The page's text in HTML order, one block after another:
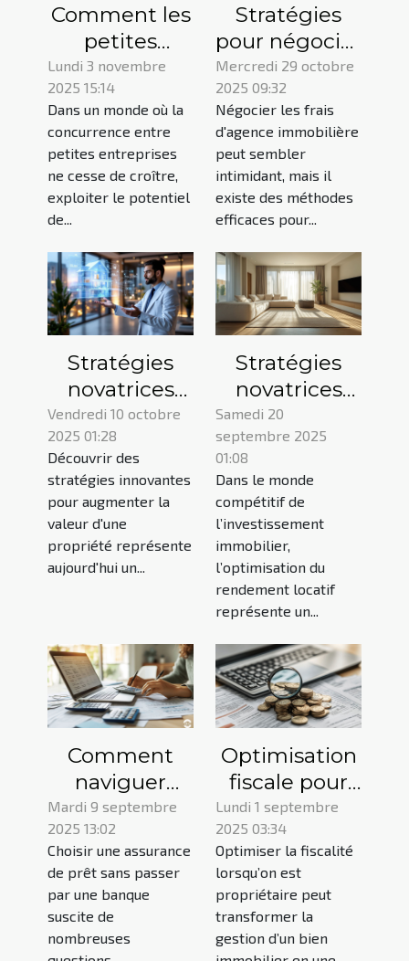
Comment les
petites
entreprises
peuvent
utiliser les
modèles
d'analyse de
données pour
leurs revenus
?
Lundi 3 novembre
2025 15:14
Dans un monde où la
concurrence entre
petites entreprises
ne cesse de croître,
exploiter le potentiel
de...
Stratégies
pour négocier
les frais
d'agence
immobilière
efficacement
Mercredi 29 octobre
2025 09:32
Négocier les frais
d'agence immobilière
peut sembler
intimidant, mais il
existe des méthodes
efficaces pour...
Stratégies
novatrices
pour
augmenter la
valeur de
votre
propriété
Vendredi 10 octobre
2025 01:28
Découvrir des
stratégies innovantes
pour augmenter la
valeur d'une
propriété représente
aujourd'hui un...
Stratégies
novatrices
pour
maximiser le
rendement
locatif
Samedi 20
septembre 2025
01:08
Dans le monde
compétitif de
l’investissement
immobilier,
l’optimisation du
rendement locatif
représente un...
Comment
naviguer
dans le choix
d'une
assurance de
prêt sans
banque ?
Mardi 9 septembre
2025 13:02
Choisir une assurance
de prêt sans passer
par une banque
suscite de
nombreuses
Optimisation
fiscale pour
propriétaires :
réduisez vos
impôts
légalement
Lundi 1 septembre
2025 03:34
Optimiser la fiscalité
lorsqu’on est
propriétaire peut
transformer la
gestion d’un bien